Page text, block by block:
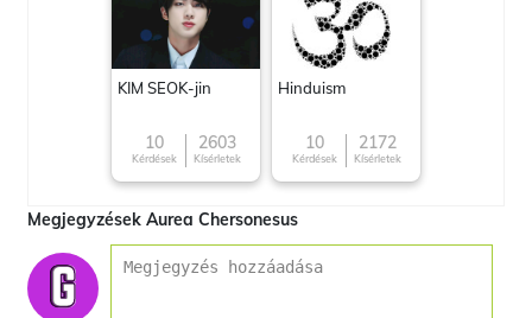
KIM SEOK-jin
10
Kérdések
2603
Kísérletek
Hinduism
10
Kérdések
2172
Kísérletek
Megjegyzések Aurea Chersonesus